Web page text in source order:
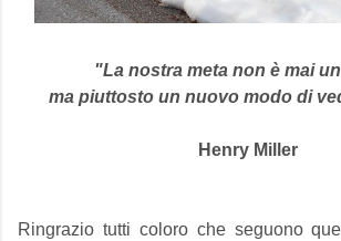
"La nostra meta non è mai
ma piuttosto un nuovo modo di
Henry Miller
Ringrazio tutti coloro che seguono